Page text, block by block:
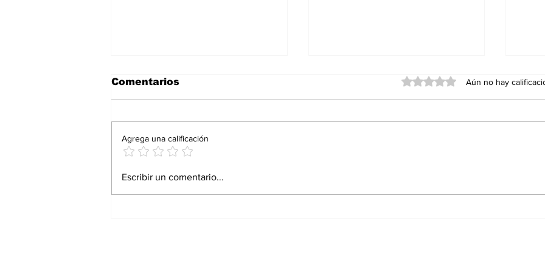
Proturismo responde
Martínez Bremer
educación, inclusión y
Comentarios Obtuvo 0 de 5 estrellas.
Aún no hay
Agrega una calificación
Escribir un comentario...